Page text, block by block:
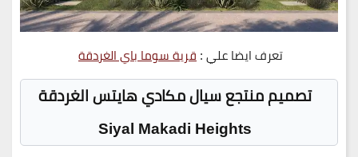
تعرف ايضا علي :قرية سوما باي الغردقة
تصميم منتجع سيال مكادي هايتس الغردقة
Siyal Makadi Heights